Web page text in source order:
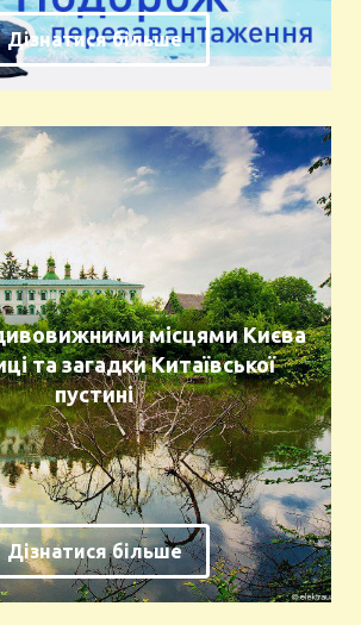
Дізнатися більше
місцями Києва
та загадки Китаївської
пустині
Дізнатися більше